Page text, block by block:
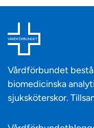
Vårdförbundet
biomedicinska
sjuksköterskor.